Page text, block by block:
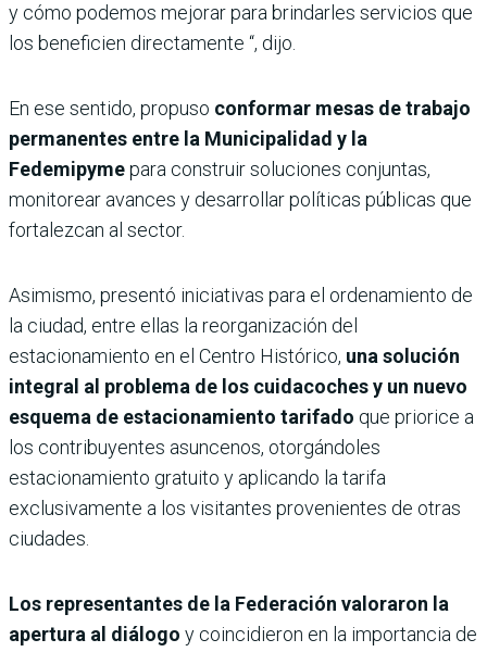
y cómo podemos mejorar para brindarles servicios que
los beneficien directamente “, dijo.
En ese sentido, propuso conformar mesas de trabajo
permanentes entre la Municipalidad y la
Fedemipymepara construir soluciones conjuntas,
monitorear avances y desarrollar políticas públicas que
fortalezcan al sector.
Asimismo, presentó iniciativas para el ordenamiento de
la ciudad, entre ellas la reorganización del
estacionamiento en el Centro Histórico, una solución
integral al problema de los cuidacoches y un nuevo
esquema de estacionamiento tarifado que priorice a
los contribuyentes asuncenos, otorgándoles
estacionamiento gratuito y aplicando la tarifa
exclusivamente a los visitantes provenientes de otras
ciudades.
Los representantes de la Federación valoraron la
apertura al diálogo y coincidieron en la importancia de